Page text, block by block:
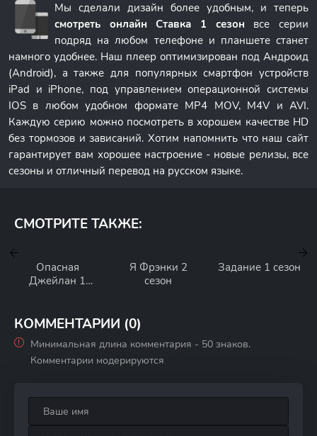
Мы сделали дизайн более удобным, и теперь
смотреть онлайн Ставка 1 сезон все серии
подряд на любом телефоне и планшете станет
намного удобнее. Наш плеер оптимизирован под Андроид
(Android), а также для популярных смартфон устройств
iPad и iPhone, под управлением операционной системы
IOS в любом удобном формате MP4 MOV, M4V и AVI.
Каждую серию можно посмотреть в хорошем качестве HD
без тормозов и зависаний. Хотим напомнить что наш сайт
гарантирует вам хорошее настроение - новые релизы, все
сезоны и отличный перевод на русском языке.
СМОТРИТЕ ТАКЖЕ:
Опасная
Джейлан 1
Я Фрэнки 2
сезон
Задание 1 сезон
КОММЕНТАРИИ (0)
Минимальная длина комментария - 50 знаков.
Комментарии модерируются